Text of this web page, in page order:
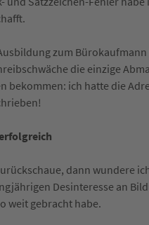
zum
die einzige
bekommen: ich hatte die
dann wundere
Desinteresse an
weit gebracht habe.